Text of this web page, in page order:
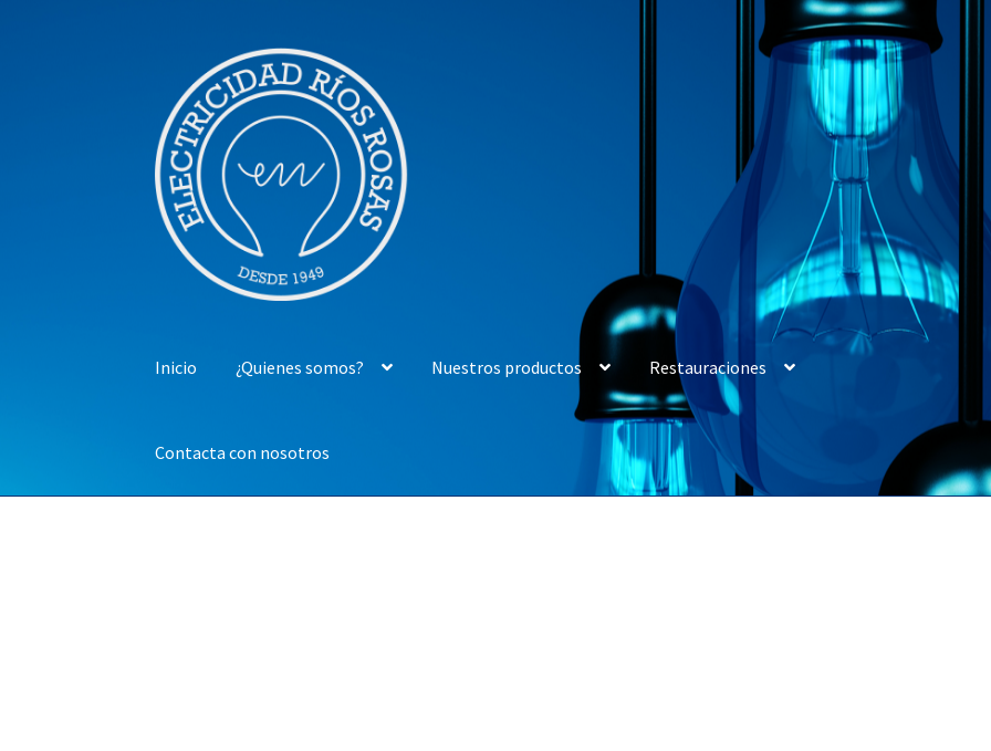
la
navegación
contenido
Inicio ¿Quienes somos? Nuestros productos Restauraciones
Contacta con nosotros